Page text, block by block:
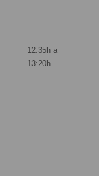
12:35h a
13:20h